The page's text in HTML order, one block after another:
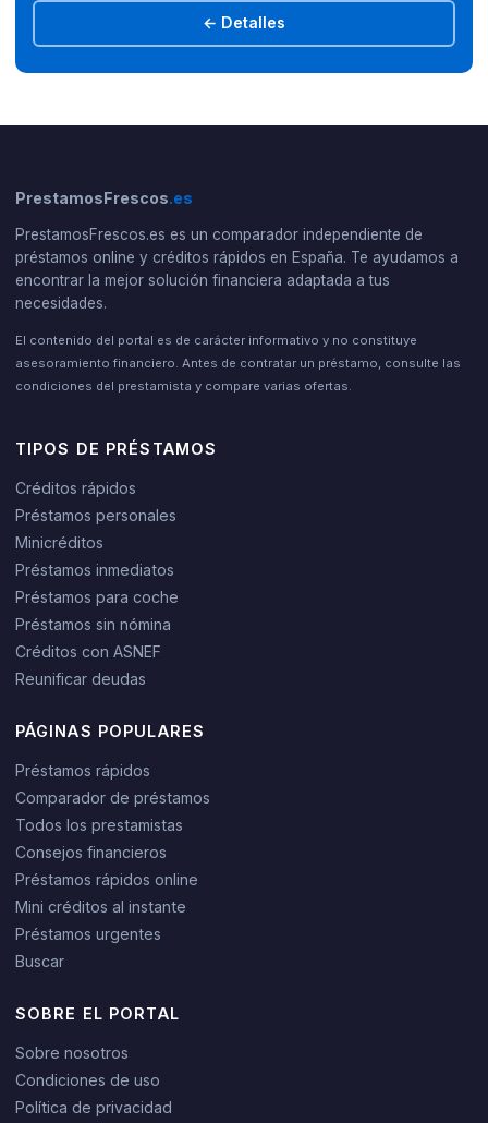
← Detalles
PrestamosFrescos.es
PrestamosFrescos.es es un comparador independiente de
préstamos online y créditos rápidos en España. Te ayudamos a
encontrar la mejor solución financiera adaptada a tus
necesidades.
El contenido del portal es de carácter informativo y no constituye
asesoramiento financiero. Antes de contratar un préstamo, consulte las
condiciones del prestamista y compare varias ofertas.
TIPOS DE PRÉSTAMOS
Créditos rápidos
Préstamos personales
Minicréditos
Préstamos inmediatos
Préstamos para coche
Préstamos sin nómina
Créditos con ASNEF
Reunificar deudas
PÁGINAS POPULARES
Préstamos rápidos
Comparador de préstamos
Todos los prestamistas
Consejos financieros
Préstamos rápidos online
Mini créditos al instante
Préstamos urgentes
Buscar
SOBRE EL PORTAL
Sobre nosotros
Condiciones de uso
Política de privacidad